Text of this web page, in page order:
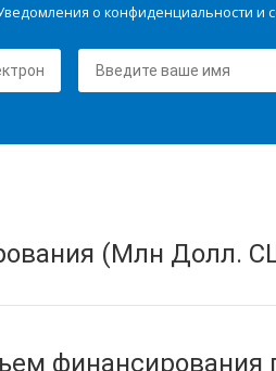
Уведомления о
(Млн Долл.
финансирования